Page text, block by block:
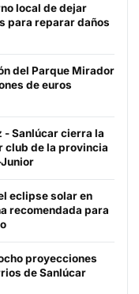
local de dejar
para reparar daños
del Parque Mirador
de euros
- Sanlúcar cierra la
club de la provincia
eclipse solar en
recomendada para
proyecciones
de Sanlúcar